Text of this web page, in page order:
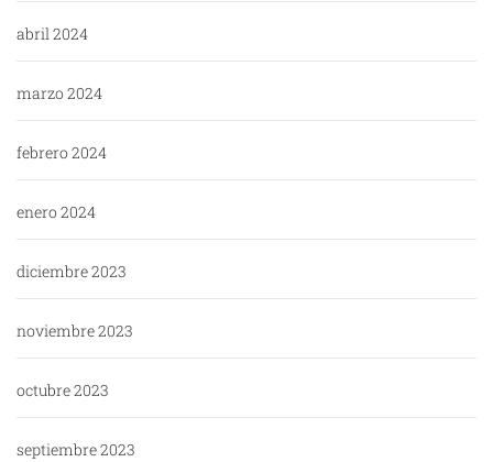
abril 2024
marzo 2024
febrero 2024
enero 2024
diciembre 2023
noviembre 2023
octubre 2023
septiembre 2023